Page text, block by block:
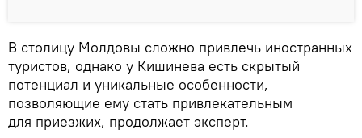
В столицу Молдовы сложно привлечь иностранных
туристов, однако у Кишинева есть скрытый
потенциал и уникальные особенности,
позволяющие ему стать привлекательным
для приезжих, продолжает эксперт.